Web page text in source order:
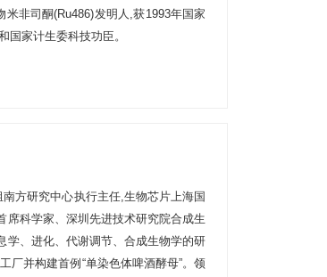
非司酮(Ru486)发明人,获1993年国家
国家计生委科技功臣。
方研究中心执行主任,生物芯片上海国
席科学家、深圳先进技术研究院合成生
学、进化、代谢调节、合成生物学的研
厂并构建首例“单染色体啤酒酵母”。领